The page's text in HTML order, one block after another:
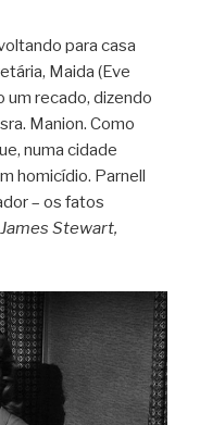
para casa
Maida (Eve
um recado, dizendo
Manion. Como
numa cidade
homicídio. Parnell
– os fatos
Stewart,